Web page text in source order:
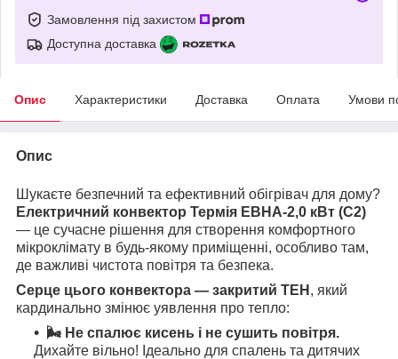
Замовлення під захистом
Доступна доставка
Опис Характеристики Доставка Оплата Умови
Опис
Шукаєте безпечний та ефективний обігрівач для дому?
Електричний конвектор Термія ЕВНА-2,0 кВт (С2)
— це сучасне рішення для створення комфортного
мікроклімату в будь-якому приміщенні, особливо там,
де важливі чистота повітря та безпека.
Серце цього конвектора — закритий ТЕН , який
кардинально змінює уявлення про тепло:
🌬️ Не спалює кисень і не сушить повітря.
Дихайте вільно! Ідеально для спалень та дитячих